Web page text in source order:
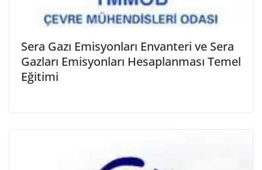
Sera Gazı Emisyonları Envanteri ve Sera
Gazları Emisyonları Hesaplanması Temel
Eğitimi